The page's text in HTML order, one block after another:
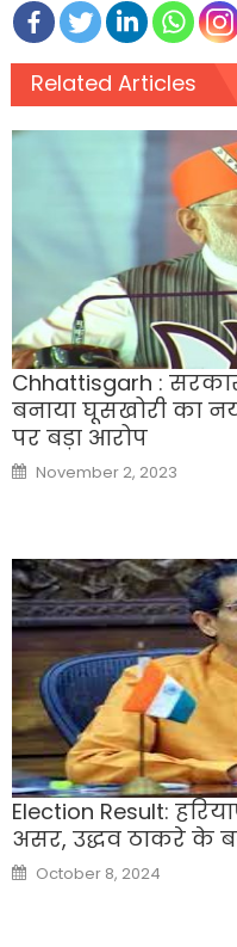
Related Articles
Chhattisgarh :
बनाया घूसखोरी का
पर बड़ा आरोप
Posted
on
November 2, 2023
Election Result:
असर, उद्धव ठाकरे के
Posted
on
October 8, 2024